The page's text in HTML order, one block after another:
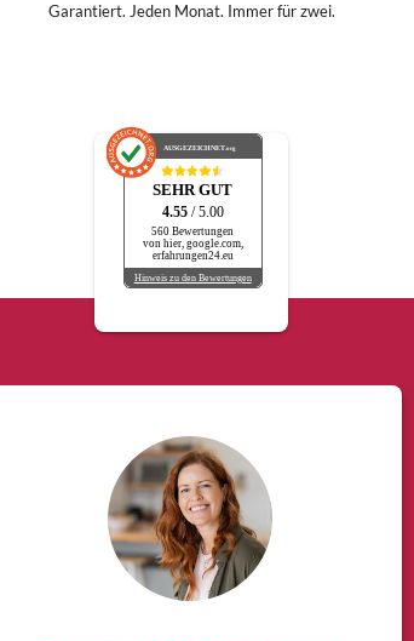
Garantiert. Jeden Monat. Immer für zwei.
AUSGEZEICHNET.org
SEHR GUT
4.55 / 5.00
560 Bewertungen
von hier, google.com,
erfahrungen24.eu
Hinweis zu den Bewertungen